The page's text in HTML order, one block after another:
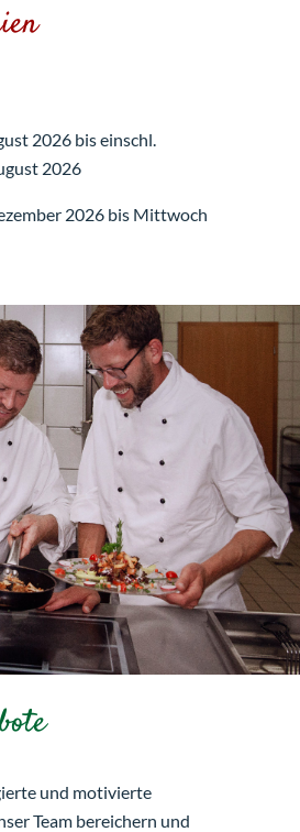
2026 bis einschl.
2026
2026 bis Mittwoch
und motivierte
Team bereichern und